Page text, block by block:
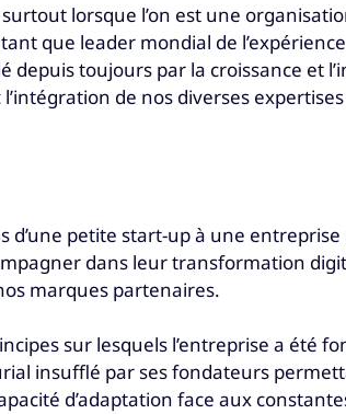
lorsque l’on est une
que leader mondial de
depuis toujours par la croissance et
de nos diverses
d’une petite start-up à une
dans leur transformation
marques partenaires.
sur lesquels l’entreprise a été
insufflé par ses fondateurs
d’adaptation face aux